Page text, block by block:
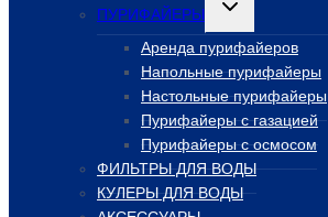
ПУРИФАЙЕРЫ
меню
Аренда пурифайеров
Напольные пурифайеры
Настольные пурифайеры
Пурифайеры с газацией
Пурифайеры с осмосом
ФИЛЬТРЫ ДЛЯ ВОДЫ
КУЛЕРЫ ДЛЯ ВОДЫ